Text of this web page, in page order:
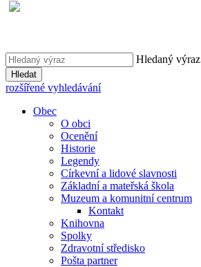
Hledaný výraz
Hledat
rozšířené vyhledávání
Obec
O obci
Ocenění
Historie
Legendy
Církevní a lidové slavnosti
Základní a mateřská škola
Muzeum a komunitní centrum
Kontakt
Knihovna
Spolky
Zdravotní středisko
Pošta partner